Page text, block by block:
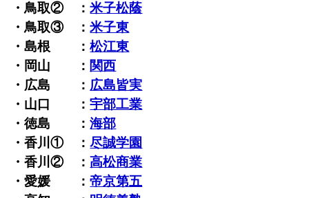
・鳥取② ：米子松蔭
・鳥取③ ：米子東
・島根 ：松江東
・岡山 ： 関西
・広島 ： 広島皆実
・山口 ：宇部工業
・徳島 ：海部
・香川① ：尽誠学園
・香川② ：高松商業
・愛媛 ：帝京第五